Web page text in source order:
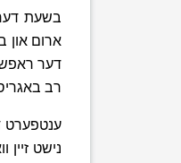
בשעת
ארום און
דער
רב
ענטפערט
נישט